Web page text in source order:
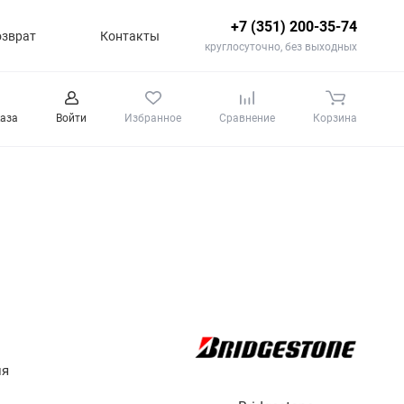
Контакты
+7 (351) 200-35-74
круглосуточно, без выходных
Войти Избранное Сравнение Корзина